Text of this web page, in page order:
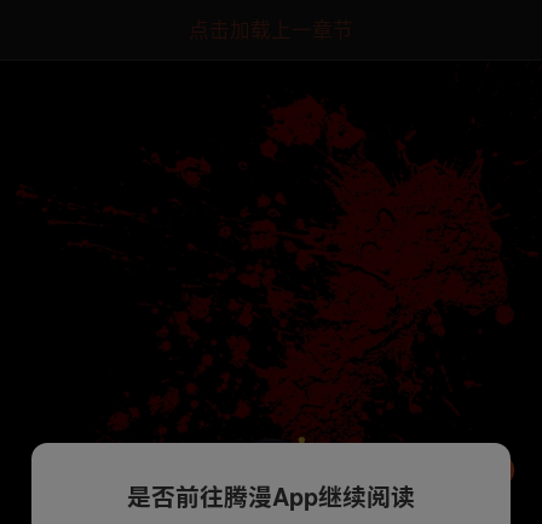
点击加载上一章节
是否前往腾漫App继续阅读